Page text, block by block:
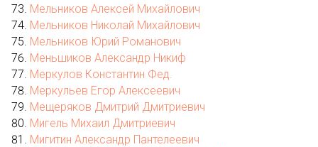
Мельников Алексей Михайлович
Мельников Николай Михайлович
Мельников Юрий Романович
Меньшиков Александр Никиф
Меркулов Константин Фед.
Меркульев Егор Алексеевич
Мещеряков Дмитрий Дмитриевич
Мигель Михаил Дмитриевич
Мигитин Александр Пантелеевич